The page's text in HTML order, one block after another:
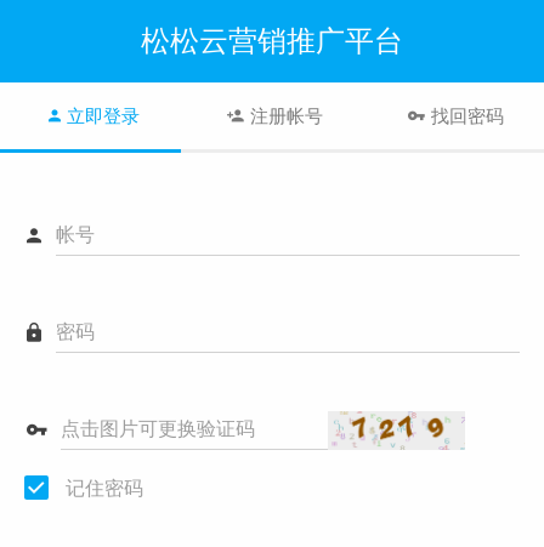
松松云营销推广平台
立即登录 注册帐号 找回密码
帐号
密码
点击图片可更换验证码
记住密码